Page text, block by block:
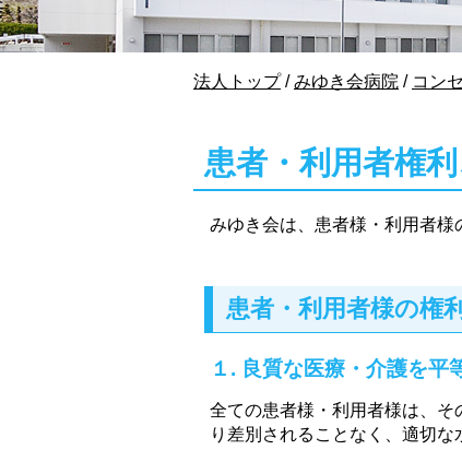
現
位
置：
法人トップ/みゆき会病院 / コン
患者・利用者権
みゆき会は、患者様・利用者様
患者・利用者様の権
１. 良質な医療・介護を平
全ての患者様・利用者様は、そ
り差別されることなく、適切